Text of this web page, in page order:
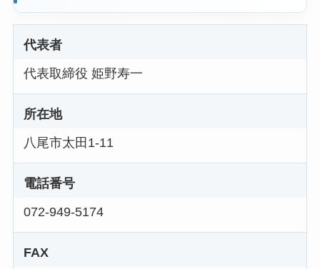
代表者
代表取締役 姫野寿一
所在地
八尾市太田1-11
電話番号
072-949-5174
FAX